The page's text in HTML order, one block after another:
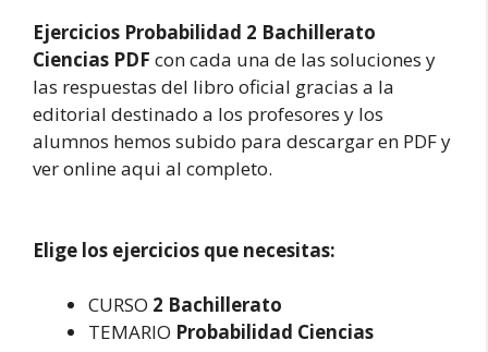
Ejercicios Probabilidad 2 Bachillerato
Ciencias PDF con cada una de las soluciones y
las respuestas del libro oficial gracias a la
editorial destinado a los profesores y los
alumnos hemos subido para descargar en PDF y
ver online aqui al completo.
Elige los ejercicios que necesitas:
CURSO 2 Bachillerato
TEMARIO Probabilidad Ciencias